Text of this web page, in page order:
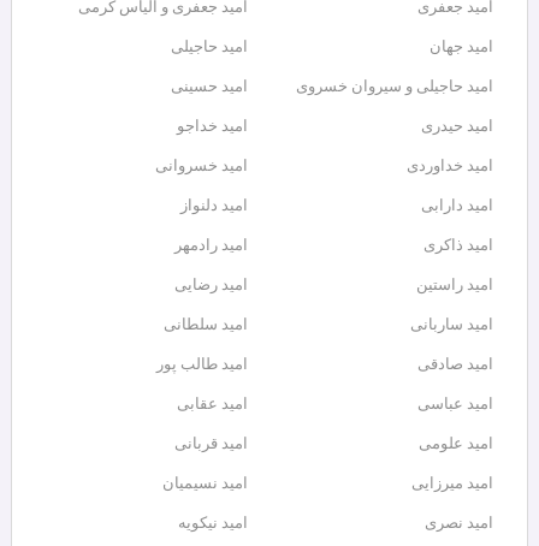
امید جعفری امید جعفری و الیاس کرمی
امید جهان امید حاجیلی
امید حاجیلی و سیروان خسروی امید حسینی
امید حیدری امید خداجو
امید خداوردی امید خسروانی
امید دارابی امید دلنواز
امید ذاکری امید رادمهر
امید راستین امید رضایی
امید ساربانی امید سلطانی
امید صادقی امید طالب پور
امید عباسی امید عقابی
امید علومی امید قربانی
امید میرزایی امید نسیمیان
امید نصری امید نیکویه